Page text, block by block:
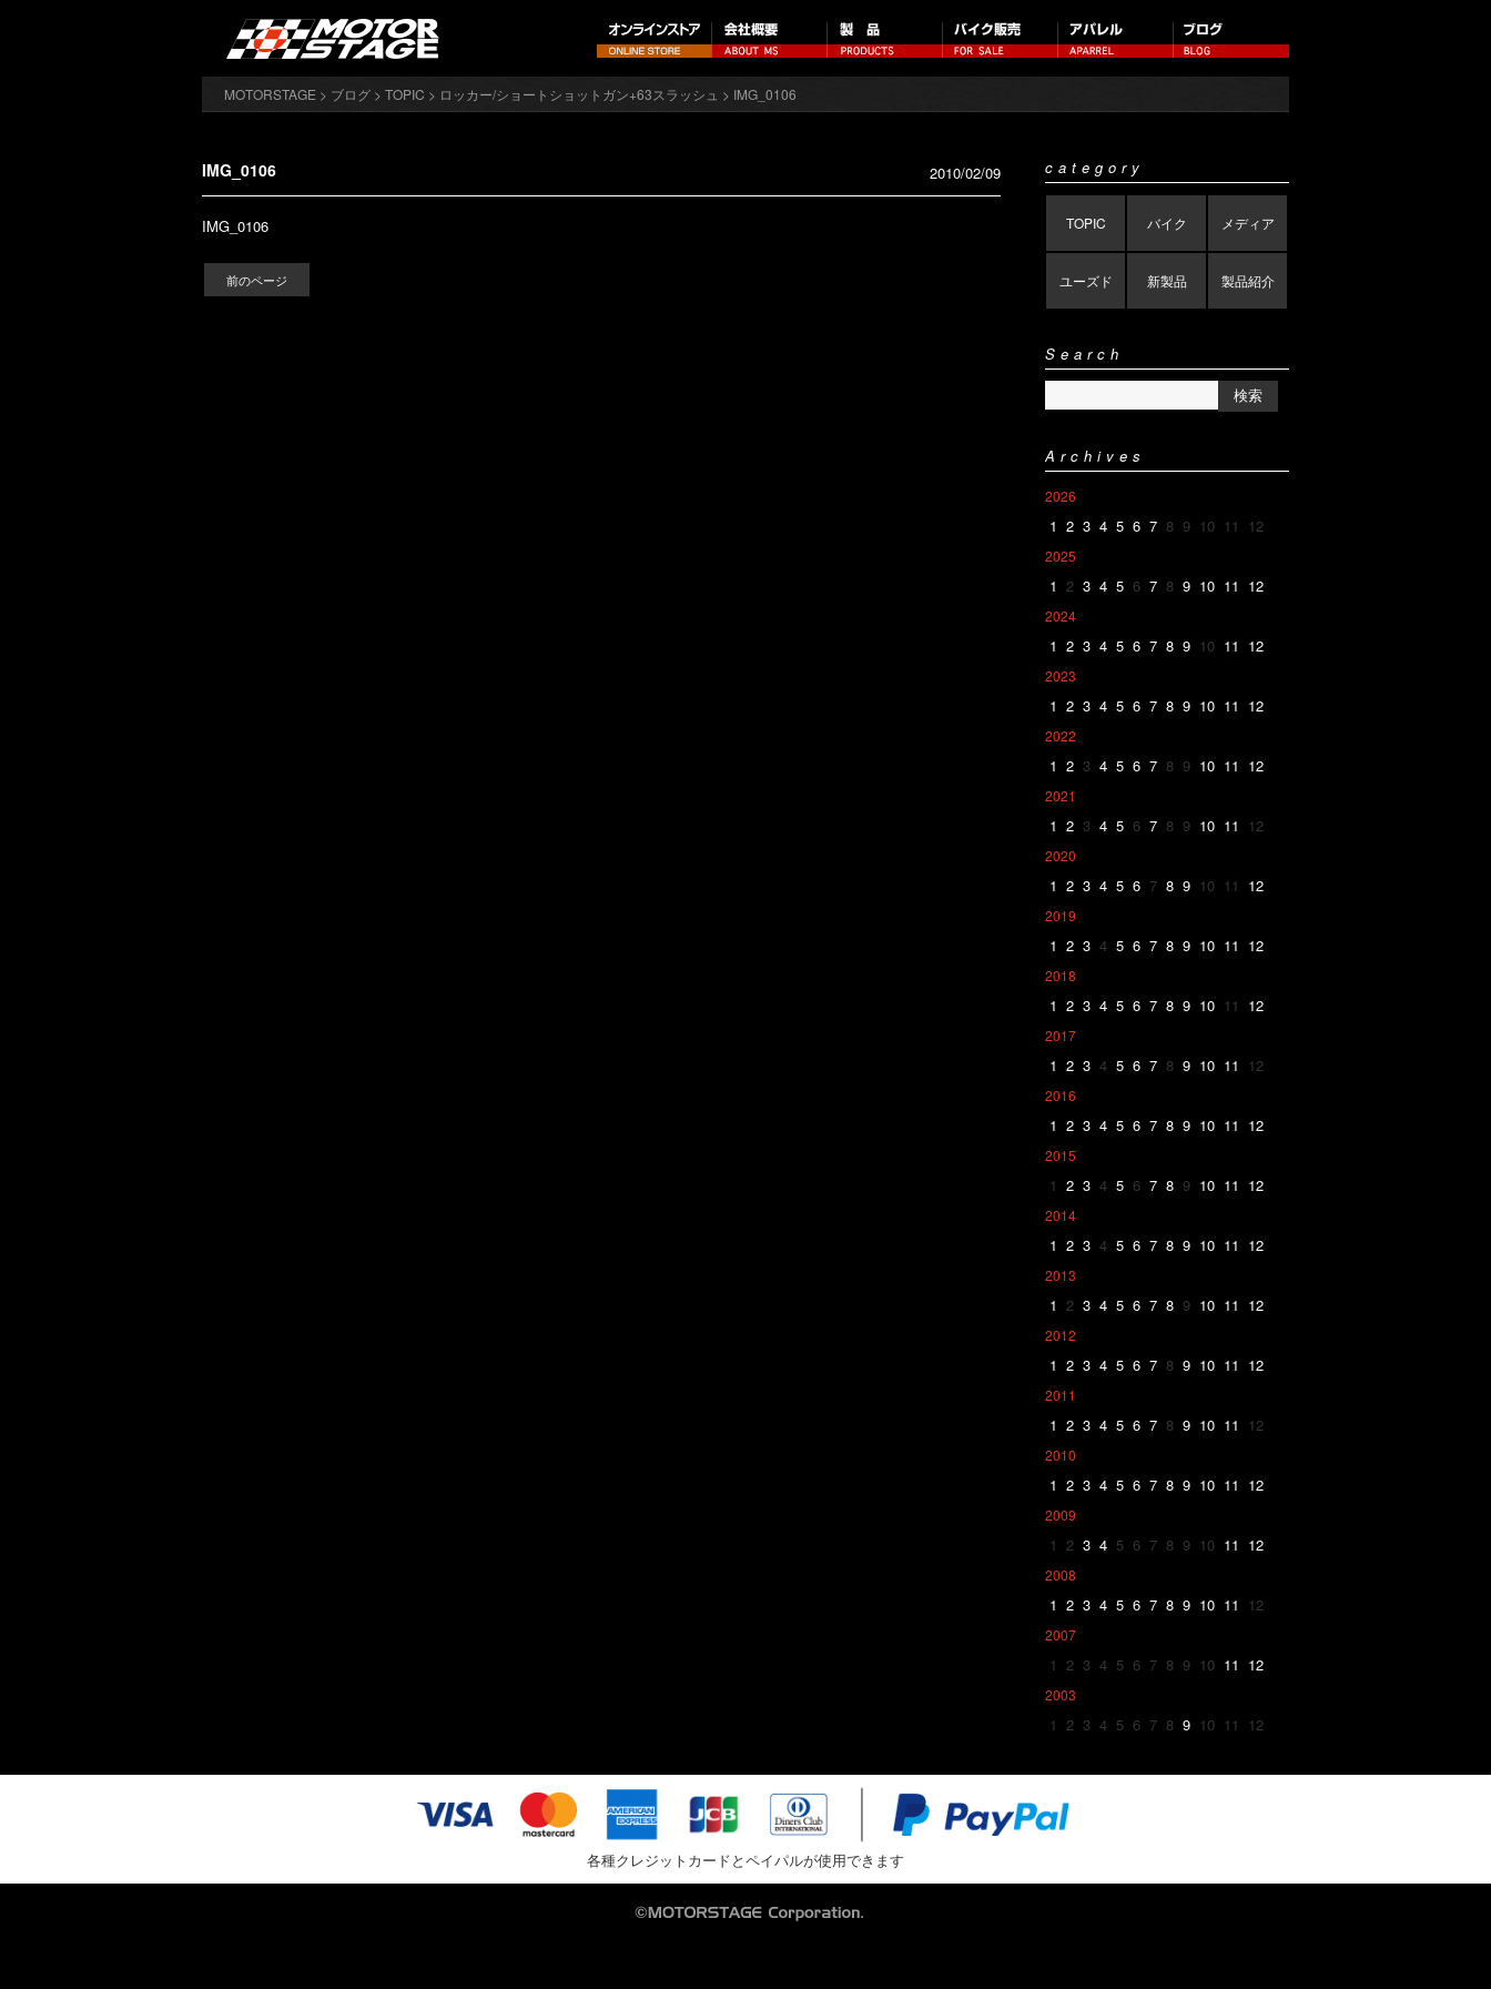
MOTORSTAGE > ブログ > TOPIC > ロッカー/ショートショットガン+63スラッシュ > IMG_0106
IMG_0106 2010/02/09
IMG_0106
前のページ
category
TOPIC バイク メディア
ユーズド 新製品 製品紹介
Search
Archives
2026
1 2 3 4 5 6 7 8 9 10 11 12
2025
1 2 3 4 5 6 7 8 9 10 11 12
2024
1 2 3 4 5 6 7 8 9 10 11 12
2023
1 2 3 4 5 6 7 8 9 10 11 12
2022
1 2 3 4 5 6 7 8 9 10 11 12
2021
1 2 3 4 5 6 7 8 9 10 11 12
2020
1 2 3 4 5 6 7 8 9 10 11 12
2019
1 2 3 4 5 6 7 8 9 10 11 12
2018
1 2 3 4 5 6 7 8 9 10 11 12
2017
1 2 3 4 5 6 7 8 9 10 11 12
2016
1 2 3 4 5 6 7 8 9 10 11 12
2015
1 2 3 4 5 6 7 8 9 10 11 12
2014
1 2 3 4 5 6 7 8 9 10 11 12
2013
1 2 3 4 5 6 7 8 9 10 11 12
2012
1 2 3 4 5 6 7 8 9 10 11 12
2011
1 2 3 4 5 6 7 8 9 10 11 12
2010
1 2 3 4 5 6 7 8 9 10 11 12
2009
1 2 3 4 5 6 7 8 9 10 11 12
2008
1 2 3 4 5 6 7 8 9 10 11 12
2007
1 2 3 4 5 6 7 8 9 10 11 12
2003
1 2 3 4 5 6 7 8 9 10 11 12
各種クレジットカードとペイパルが使用できます